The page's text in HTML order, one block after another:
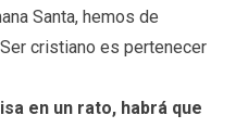
Santa, hemos de
cristiano es pertenecer
en un rato, habrá que